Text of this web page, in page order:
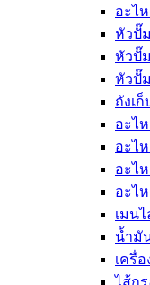
อะไ
หัวปั๊
หัวปั๊ม
หัวปั๊
ถังเก็
อะไ
อะไห
อะไ
อะไ
เมน
น้ำมั
เครื่
ไส้ก